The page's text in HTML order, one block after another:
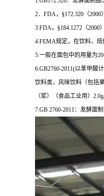
2．FDA，§172.320（
3.FDA，§184.1272（2000
4.FEMA规定，在饮料、焙
5.一般在面包中的用量为
6.GB2760-2011(以苯甲酸
饮料类，风味饮料（包括
（浆）（食品工业用）
7.GB 2760-2011：发酵面